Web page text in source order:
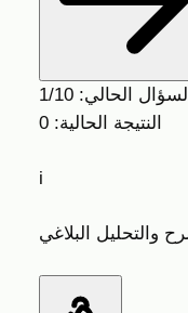
السؤال الحالي: 1/10
النتيجة الحالية: 0
i